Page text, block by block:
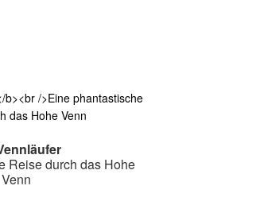
Reise durch das Hohe
Venn